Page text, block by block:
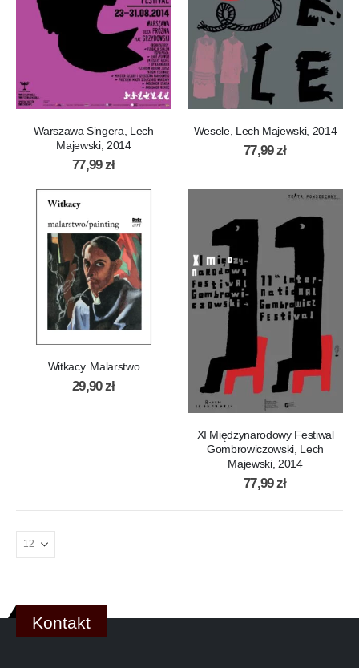
Warszawa Singera, Lech
Majewski, 2014
77,99zł
Wesele, Lech Majewski, 2014
77,99zł
Witkacy. Malarstwo
29,90zł
XI Międzynarodowy Festiwal
Gombrowiczowski, Lech
Majewski, 2014
77,99zł
Kontakt